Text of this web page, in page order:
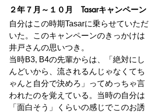
２年７月～１０月　Tasarキャンペーン
自分はこの時期Tasarに乗らせていただ
いた。このキャンペーンのきっかけは
井戸さんの思いつき。
当時B3, B4の先輩からは、「絶対にし
んどいから、流されるんじゃなくてち
ゃんと自分で決めろ」ってめっちゃ言
われたのを覚えている。当時の自分は
「面白そう」くらいの感じでこのお誘